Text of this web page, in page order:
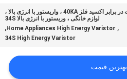
مقاومت در برابر اکسید فلز 40KA ، واریستور با انرژی بالا ،
لوازم خانگی ، وریستور با انرژی بالا 34S
,
Home Appliances High Energy Varistor
,
34S High Energy Varistor
بهترین قیمت